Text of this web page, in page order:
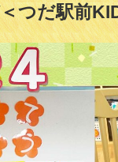
つだ駅前